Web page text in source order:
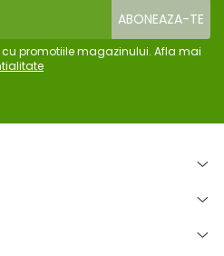
promotiile magazinului. Afla mai